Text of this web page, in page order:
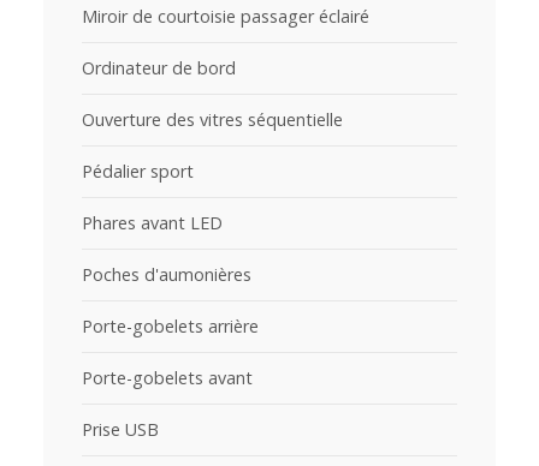
Miroir de courtoisie passager éclairé
Ordinateur de bord
Ouverture des vitres séquentielle
Pédalier sport
Phares avant LED
Poches d'aumonières
Porte-gobelets arrière
Porte-gobelets avant
Prise USB